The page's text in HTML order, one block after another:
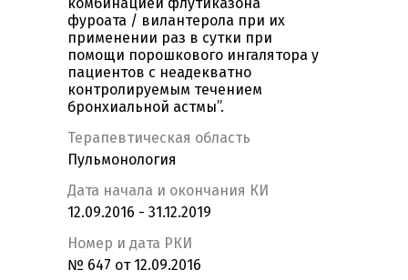
комбинацией флутиказона
фуроата / вилантерола при их
применении раз в сутки при
помощи порошкового ингалятора у
пациентов с неадекватно
контролируемым течением
бронхиальной астмы”.
Терапевтическая область
Пульмонология
Дата начала и окончания КИ
12.09.2016 - 31.12.2019
Номер и дата РКИ
№ 647 от 12.09.2016